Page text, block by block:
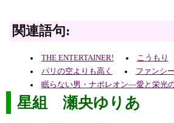
関連語句:
THE ENTERTAINER! こうもり
パリの空よりも高く
ファンシ
眠らない男・ナポレオン―愛と栄光
星組 瀬央ゆりあ